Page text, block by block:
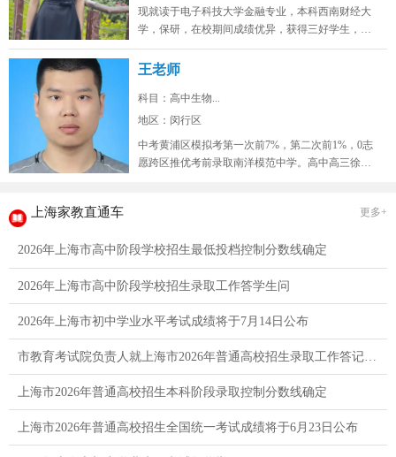
现就读于电子科技大学金融专业，本科西南财经大
学，保研，在校期间成绩优异，获得三好学生，英
语四级证书，英语六级证书，英语六...
王老师
科目：高中生物...
地区：闵行区
中考黄浦区模拟考第一次前7%，第二次前1%，0志
愿跨区推优考前录取南洋模范中学。高中高三徐汇
上海家教直通车 更多+
2026年上海市高中阶段学校招生最低投档控制分数线确定
2026年上海市高中阶段学校招生录取工作答学生问
2026年上海市初中学业水平考试成绩将于7月14日公布
市教育考试院负责人就上海市2026年普通高校招生录取工作答记者问
上海市2026年普通高校招生本科阶段录取控制分数线确定
上海市2026年普通高校招生全国统一考试成绩将于6月23日公布